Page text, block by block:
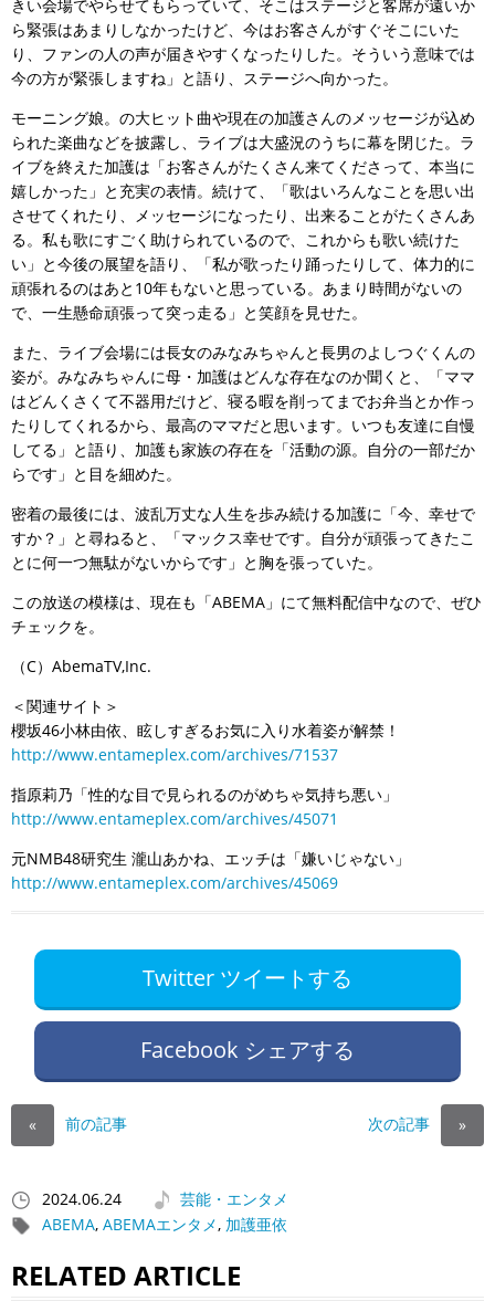
きい会場でやらせてもらっていて、そこはステージと客席が遠いか
ら緊張はあまりしなかったけど、今はお客さんがすぐそこにいた
り、ファンの人の声が届きやすくなったりした。そういう意味では
今の方が緊張しますね」と語り、ステージへ向かった。
モーニング娘。の大ヒット曲や現在の加護さんのメッセージが込め
られた楽曲などを披露し、ライブは大盛況のうちに幕を閉じた。ラ
イブを終えた加護は「お客さんがたくさん来てくださって、本当に
嬉しかった」と充実の表情。続けて、「歌はいろんなことを思い出
させてくれたり、メッセージになったり、出来ることがたくさんあ
る。私も歌にすごく助けられているので、これからも歌い続けた
い」と今後の展望を語り、「私が歌ったり踊ったりして、体力的に
頑張れるのはあと10年もないと思っている。あまり時間がないの
で、一生懸命頑張って突っ走る」と笑顔を見せた。
また、ライブ会場には長女のみなみちゃんと長男のよしつぐくんの
姿が。みなみちゃんに母・加護はどんな存在なのか聞くと、「ママ
はどんくさくて不器用だけど、寝る暇を削ってまでお弁当とか作っ
たりしてくれるから、最高のママだと思います。いつも友達に自慢
してる」と語り、加護も家族の存在を「活動の源。自分の一部だか
らです」と目を細めた。
密着の最後には、波乱万丈な人生を歩み続ける加護に「今、幸せで
すか？」と尋ねると、「マックス幸せです。自分が頑張ってきたこ
とに何一つ無駄がないからです」と胸を張っていた。
この放送の模様は、現在も「ABEMA」にて無料配信中なので、ぜひ
チェックを。
（C）AbemaTV,Inc.
＜関連サイト＞
櫻坂46小林由依、眩しすぎるお気に入り水着姿が解禁！
http://www.entameplex.com/archives/71537
指原莉乃「性的な目で見られるのがめちゃ気持ち悪い」
http://www.entameplex.com/archives/45071
元NMB48研究生 瀧山あかね、エッチは「嫌いじゃない」
http://www.entameplex.com/archives/45069
Twitter ツイートする
Facebook シェアする
« 前の記事 次の記事 »
2024.06.24
芸能・エンタメ
ABEMA, ABEMAエンタメ, 加護亜依
RELATED ARTICLE